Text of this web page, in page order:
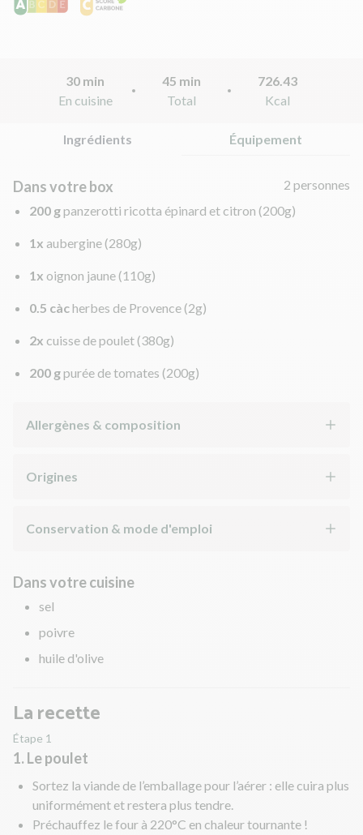
30 min
En cuisine
45 min
Total
726.43
Kcal
Ingrédients Équipement
Dans votre box
2 personnes
200 gpanzerotti ricotta épinard et citron (200g)
1x aubergine (280g)
1x oignon jaune (110g)
0.5 càcherbes de Provence (2g)
2x cuisse de poulet (380g)
200 gpurée de tomates (200g)
Allergènes & composition
Origines
Conservation & mode d'emploi
Dans votre cuisine
sel
poivre
huile d'olive
La recette
Étape 1
1. Le poulet
Sortez la viande de l’emballage pour l’aérer : elle cuira plus
uniformément et restera plus tendre.
Préchauffez le four à 220°C en chaleur tournante !